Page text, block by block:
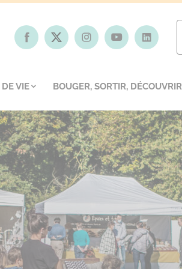
VIE BOUGER, SORTIR, DÉCOUVRIR